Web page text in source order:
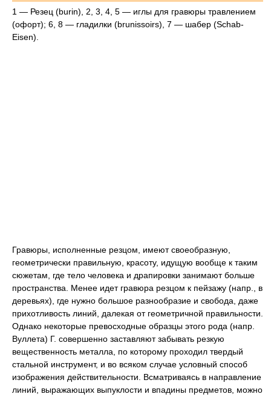
1 — Резец (burin), 2, 3, 4, 5 — иглы для гравюры травлением
(офорт); 6, 8 — гладилки (brunissoirs), 7 — шабер (Schab-
Eisen).
Гравюры, исполненные резцом, имеют своеобразную,
геометрически правильную, красоту, идущую вообще к таким
сюжетам, где тело человека и драпировки занимают больше
пространства. Менее идет гравюра резцом к пейзажу (напр., в
деревьях), где нужно большое разнообразие и свобода, даже
прихотливость линий, далекая от геометричной правильности.
Однако некоторые превосходные образцы этого рода (напр.
Вуллета) Г. совершенно заставляют забывать резкую
вещественность металла, по которому проходил твердый
стальной инструмент, и во всяком случае условный способ
изображения действительности. Всматриваясь в направление
линий, выражающих выпуклости и впадины предметов, можно